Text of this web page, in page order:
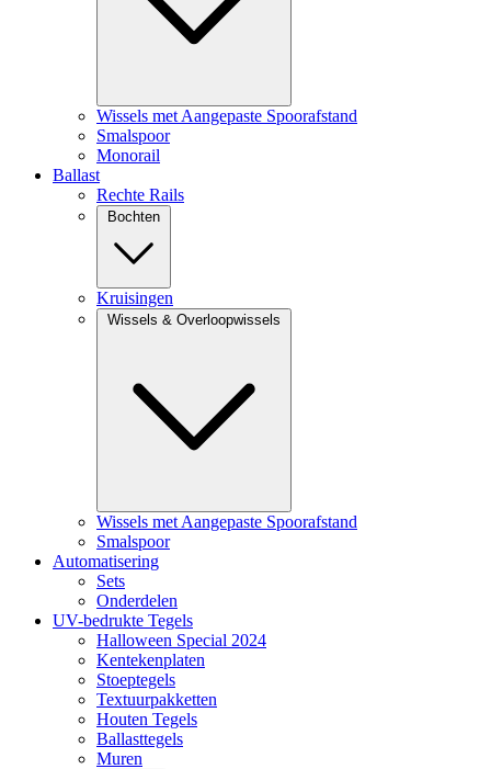
Wissels met Aangepaste Spoorafstand
Smalspoor
Monorail
Ballast
Rechte Rails
Bochten
Kruisingen
Wissels & Overloopwissels
Wissels met Aangepaste Spoorafstand
Smalspoor
Automatisering
Sets
Onderdelen
UV-bedrukte Tegels
Halloween Special 2024
Kentekenplaten
Stoeptegels
Textuurpakketten
Houten Tegels
Ballasttegels
Muren